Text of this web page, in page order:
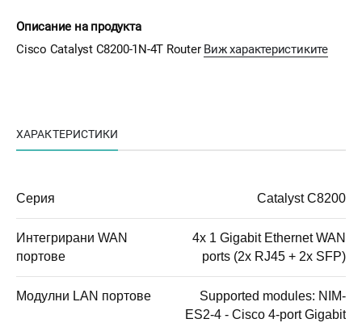
Описание на продукта
Cisco Catalyst C8200-1N-4T Router Виж характеристиките
ХАРАКТЕРИСТИКИ
Серия Catalyst C8200
Интегрирани WAN
портове
4x 1 Gigabit Ethernet WAN
ports (2x RJ45 + 2x SFP)
Модулни LAN портове
Supported modules: NIM-
ES2-4 - Cisco 4-port Gigabit